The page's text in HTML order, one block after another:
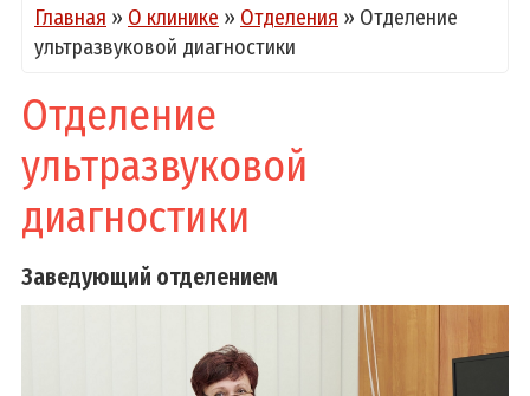
Главная » О клинике » Отделения » Отделение
ультразвуковой диагностики
Отделение
ультразвуковой
диагностики
Заведующий отделением